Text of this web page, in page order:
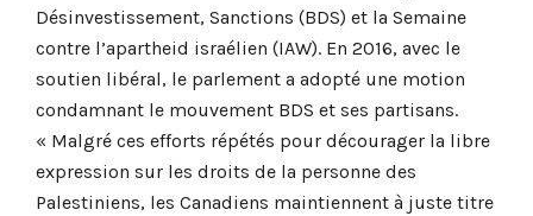
Désinvestissement, Sanctions (BDS) et la Semaine
contre l’apartheid israélien (IAW). En 2016, avec le
soutien libéral, le parlement a adopté une motion
condamnant le mouvement BDS et ses partisans.
« Malgré ces efforts répétés pour décourager la libre
expression sur les droits de la personne des
Palestiniens, les Canadiens maintiennent à juste titre